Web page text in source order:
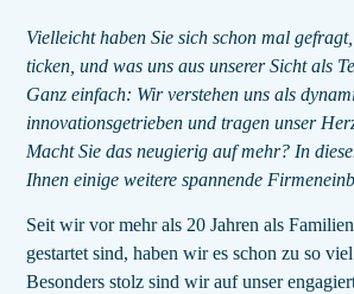
Vielleicht haben Sie sich schon mal
ticken, und was uns aus unserer Sicht als
Ganz einfach: Wir verstehen uns als
innovationsgetrieben und tragen unser
Macht Sie das neugierig auf mehr? In
Ihnen einige weitere spannende
Seit wir vor mehr als 20 Jahren als
gestartet sind, haben wir es schon zu so
Besonders stolz sind wir auf unser